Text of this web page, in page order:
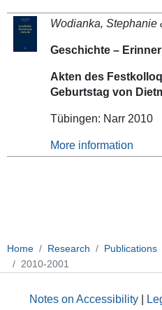
Wodianka, Stephanie
Geschichte –
Akten des
Geburtstag von
Tübingen: Narr 2010
More information
Home Research Publications
2010-2001
Notes on Accessibility